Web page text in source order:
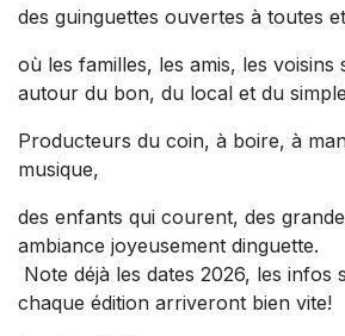
des guinguettes ouvertes à toutes
où les familles, les amis, les
autour du bon, du local et du
Producteurs du coin, à boire, à
musique,
des enfants qui courent, des
ambiance joyeusement dinguette.
Note déjà les dates 2026, les infos
chaque édition arriveront bien vite!